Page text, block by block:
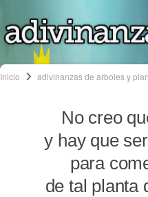
Inicio adivinanzas de arboles y
No creo
y hay que
para
de tal planta